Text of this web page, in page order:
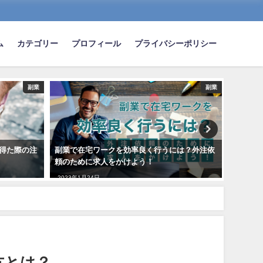
カテゴリー プロフィール プライバシーポリシー
副業
た際の注
副業
副業で在宅ワークを効率良く行うには？外注依
頼のために求人をかけよう！
2023年1月24日